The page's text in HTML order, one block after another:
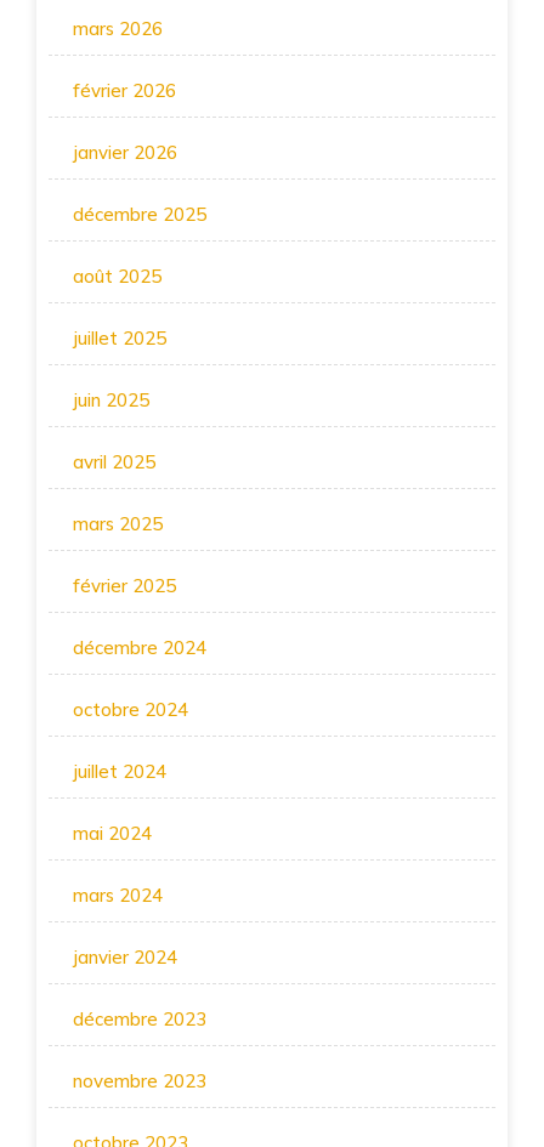
mars 2026
février 2026
janvier 2026
décembre 2025
août 2025
juillet 2025
juin 2025
avril 2025
mars 2025
février 2025
décembre 2024
octobre 2024
juillet 2024
mai 2024
mars 2024
janvier 2024
décembre 2023
novembre 2023